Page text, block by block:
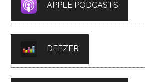
APPLE PODCASTS
DEEZER